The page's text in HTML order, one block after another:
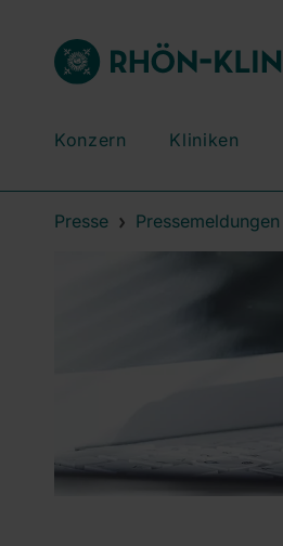
Konzern Kliniken
Presse Pressemeldungen